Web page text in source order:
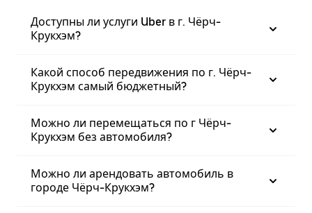
Доступны ли услуги Uber в г. Чёрч-
Крукхэм?
Какой способ передвижения по г. Чёрч-
Крукхэм самый бюджетный?
Можно ли перемещаться по г Чёрч-
Крукхэм без автомобиля?
Можно ли арендовать автомобиль в
городе Чёрч-Крукхэм?